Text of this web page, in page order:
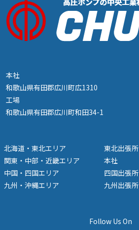
本社
和歌山県有田郡広川町広1310
工場
和歌山県有田郡広川町和田34-1
北海道・東北エリア 東北出張所
関東・中部・近畿エリア
本社
中国・四国エリア
四国出張所
九州・沖縄エリア
九州出張所
Follow Us On